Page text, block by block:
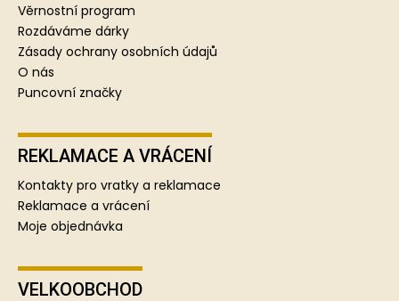
Věrnostní program
Rozdáváme dárky
Zásady ochrany osobních údajů
O nás
Puncovní značky
REKLAMACE A VRÁCENÍ
Kontakty pro vratky a reklamace
Reklamace a vrácení
Moje objednávka
VELKOOBCHOD